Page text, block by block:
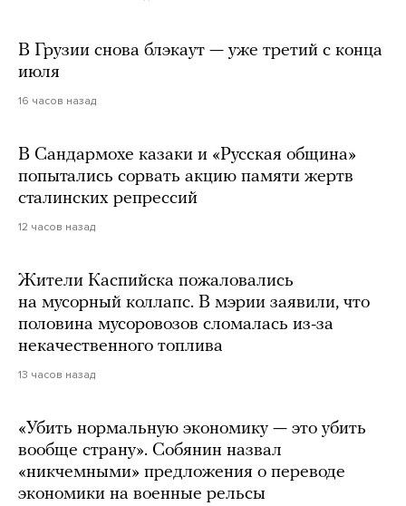
В Грузии снова блэкаут — уже третий с конца
июля
16 часов назад
В Сандармохе казаки и «Русская община»
попытались сорвать акцию памяти жертв
сталинских репрессий
12 часов назад
Жители Каспийска пожаловались
на мусорный коллапс. В мэрии заявили, что
половина мусоровозов сломалась из-за
некачественного топлива
13 часов назад
«Убить нормальную экономику — это убить
вообще страну». Собянин назвал
«никчемными» предложения о переводе
экономики на военные рельсы